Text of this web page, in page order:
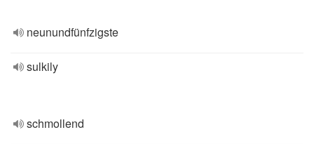
neunundfünfzigste
sulkily
schmollend